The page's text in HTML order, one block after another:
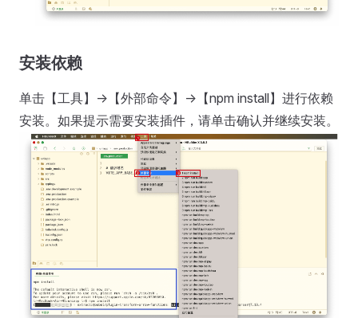
安装依赖
单击【工具】->【外部命令】->【npm install】进行依赖
安装。如果提示需要安装插件，请单击确认并继续安装。